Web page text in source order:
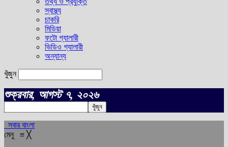
স্বাস্থ্য
চাকরি
মিডিয়া
ফটো গ্যালারী
ভিডিও গ্যালারী
অন্যান্য
খুঁজুন
শুক্রবার, আগস্ট ৭, ২০২৬
সবার বাংলা
মেনু ≡ ╳